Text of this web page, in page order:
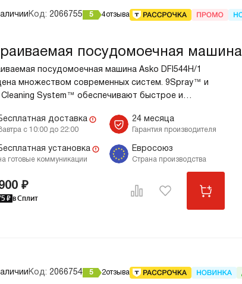
Код: 2066755 5 4отзыва
посудомоечная машина
посудомоечная машина Asko DFI544H/1
множеством современных систем. 9Spray™ и
System™ обеспечивают быстрое и
дозирования помогает экономить
средство. Сушка Turbo Combi Drying™ удаляет
после окончания цикла. Ключевые преимущества:
Cleaning System™ Автоматическое дозирование МС
доставка
с 10:00 до 22:00
24 месяца
Гарантия производителя
установка
готовые коммуникации
Евросоюз
Страна производства
₽
₽ в Сплит
Код: 2066754 5 2отзыва